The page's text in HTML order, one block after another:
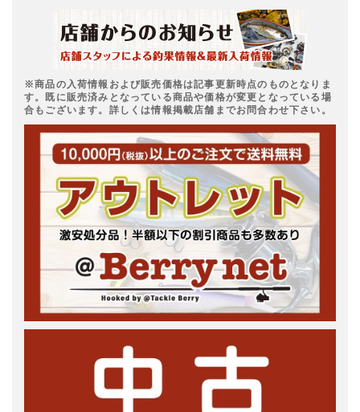
※商品の入荷情報および販売価格は記事更新時点のものとなりま
す。既に販売済みとなっている商品や価格が変更となっている場
合もございます。詳しくは情報掲載店舗までお問合わせ下さい。